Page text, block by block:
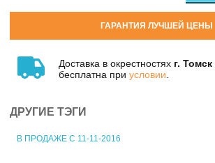
ГАРАНТИЯ ЛУЧШЕЙ ЦЕНЫ
Доставка в окрестностях г. Томск
бесплатна при условии
ДРУГИЕ ТЭГИ
В ПРОДАЖЕ С 11-11-2016